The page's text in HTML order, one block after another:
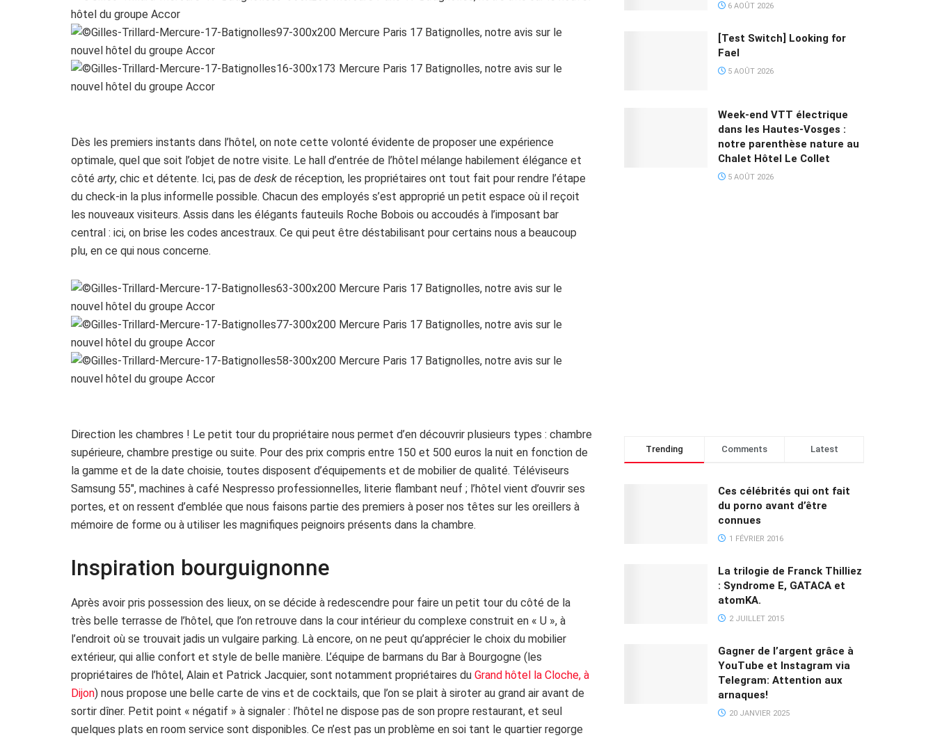
Dès les premiers instants dans l’hôtel, on note cette volonté évidente de proposer une expérience
optimale, quel que soit l’objet de notre visite. Le hall d’entrée de l’hôtel mélange habilement élégance et
côté arty, chic et détente. Ici, pas de desk de réception, les propriétaires ont tout fait pour rendre l’étape
du check-in la plus informelle possible. Chacun des employés s’est approprié un petit espace où il reçoit
les nouveaux visiteurs. Assis dans les élégants fauteuils Roche Bobois ou accoudés à l’imposant bar
central : ici, on brise les codes ancestraux. Ce qui peut être déstabilisant pour certains nous a beaucoup
plu, en ce qui nous concerne.
Direction les chambres ! Le petit tour du propriétaire nous permet d’en découvrir plusieurs types : chambre
supérieure, chambre prestige ou suite. Pour des prix compris entre 150 et 500 euros la nuit en fonction de
la gamme et de la date choisie, toutes disposent d’équipements et de mobilier de qualité. Téléviseurs
Samsung 55″, machines à café Nespresso professionnelles, literie flambant neuf ; l’hôtel vient d’ouvrir ses
portes, et on ressent d’emblée que nous faisons partie des premiers à poser nos têtes sur les oreillers à
mémoire de forme ou à utiliser les magnifiques peignoirs présents dans la chambre.
Inspiration bourguignonne
Après avoir pris possession des lieux, on se décide à redescendre pour faire un petit tour du côté de la
très belle terrasse de l’hôtel, que l’on retrouve dans la cour intérieur du complexe construit en « U », à
l’endroit où se trouvait jadis un vulgaire parking. Là encore, on ne peut qu’apprécier le choix du mobilier
extérieur, qui allie confort et style de belle manière. L’équipe de barmans du Bar à Bourgogne (les
propriétaires de l’hôtel, Alain et Patrick Jacquier, sont notamment propriétaires du Grand hôtel la Cloche, à
Dijon) nous propose une belle carte de vins et de cocktails, que l’on se plait à siroter au grand air avant de
sortir dîner. Petit point « négatif » à signaler : l’hôtel ne dispose pas de son propre restaurant, et seul
quelques plats en room service sont disponibles. Ce n’est pas un problème en soi tant le quartier regorge
6 AOÛT 2026
[Test Switch] Looking for
Fael
5 AOÛT 2026
Week-end VTT électrique
dans les Hautes-Vosges :
notre parenthèse nature au
Chalet Hôtel Le Collet
5 AOÛT 2026
Trending Comments Latest
Ces célébrités qui ont fait
du porno avant d’être
connues
1 FÉVRIER 2016
La trilogie de Franck Thilliez
: Syndrome E, GATACA et
atomKA.
2 JUILLET 2015
Gagner de l’argent grâce à
YouTube et Instagram via
Telegram: Attention aux
arnaques!
20 JANVIER 2025